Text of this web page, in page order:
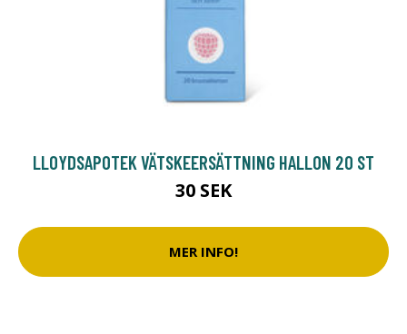
LLOYDSAPOTEK VÄTSKEERSÄTTNING HALLON 20 ST
30 SEK
MER INFO!